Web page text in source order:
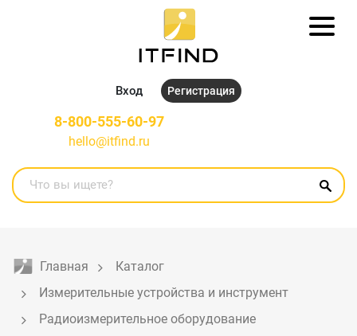
Вход Регистрация
8-800-555-60-97
hello@itfind.ru
Главная
Каталог
Измерительные устройства и инструмент
Радиоизмерительное оборудование